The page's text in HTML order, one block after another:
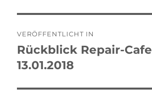
VERÖFFENTLICHT IN
Rückblick Repair-Cafe
13.01.2018